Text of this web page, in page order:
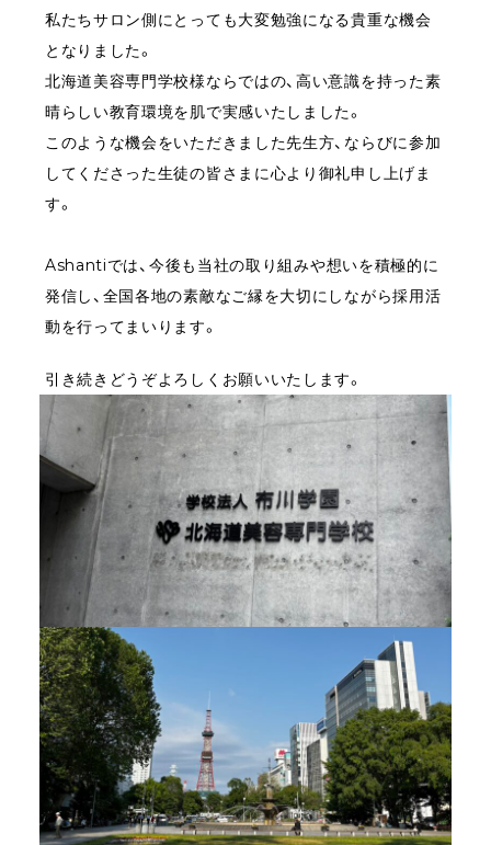
私たちサロン側にとっても大変勉強になる貴重な機会
となりました。
北海道美容専門学校様ならではの、高い意識を持った素
晴らしい教育環境を肌で実感いたしました。
このような機会をいただきました先生方、ならびに参加
してくださった生徒の皆さまに心より御礼申し上げま
す。
Ashantiでは、今後も当社の取り組みや想いを積極的に
発信し、全国各地の素敵なご縁を大切にしながら採用活
動を行ってまいります。
引き続きどうぞよろしくお願いいたします。